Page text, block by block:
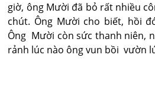
giờ, ông Mười đã bỏ rất nhiều
chút. Ông Mười cho biết, hồi
Ông Mười còn sức thanh niên,
rảnh lúc nào ông vun bồi vườn